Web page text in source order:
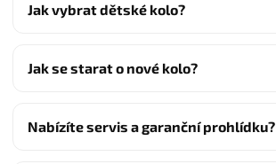
Jak vybrat dětské kolo?
Jak se starat o nové kolo?
Nabízíte servis a garanční prohlídku?